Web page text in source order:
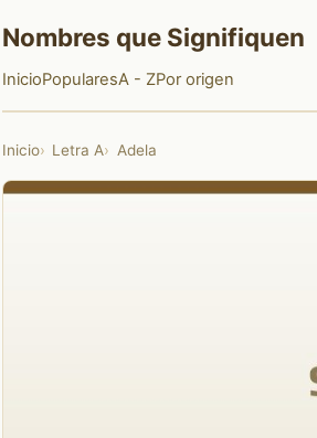
Nombres que Signifiquen
InicioPopularesA - ZPor origen
Inicio Letra A Adela